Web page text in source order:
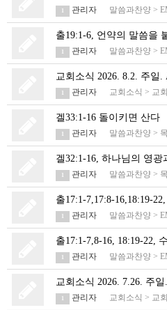
관리자 말씀과찬양 >
출19:1-6, 언약의 말씀을
관리자 말씀과찬양 >
교회소식 2026. 8.2. 주일.
관리자 교회소식 > 교
겔33:1-16 돌이키면 산다
관리자 말씀과찬양 >
겔32:1-16, 하나님의 영광
관리자 말씀과찬양 >
출17:1-7,17:8-16,18:19-
관리자 말씀과찬양 >
출17:1-7,8-16, 18:19-22,
관리자 말씀과찬양 >
교회소식 2026. 7.26. 주
관리자 교회소식 > 교